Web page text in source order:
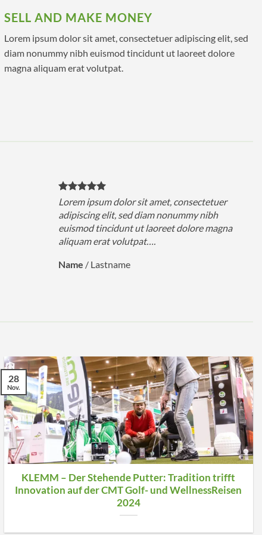
SELL AND MAKE MONEY
Lorem ipsum dolor sit amet, consectetuer adipiscing elit, sed
diam nonummy nibh euismod tincidunt ut laoreet dolore
magna aliquam erat volutpat.
Lorem ipsum dolor sit amet, consectetuer
adipiscing elit, sed diam nonummy nibh
euismod tincidunt ut laoreet dolore magna
aliquam erat volutpat….
Name / Lastname
KLEMM – Der Stehende Putter: Tradition trifft
Innovation auf der CMT Golf- und WellnessReisen
2024
28
Nov.